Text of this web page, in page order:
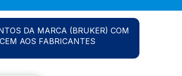
DA MARCA (BRUKER) COM
AOS FABRICANTES